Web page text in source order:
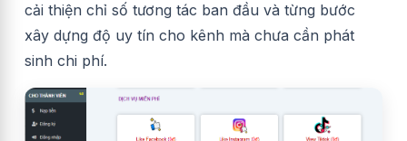
cải thiện chỉ số tương tác ban đầu và từng bước
xây dựng độ uy tín cho kênh mà chưa cần phát
sinh chi phí.